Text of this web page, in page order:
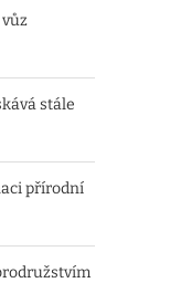
stále
přírodní